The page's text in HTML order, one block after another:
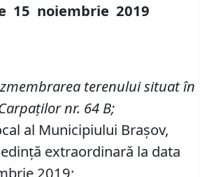
15 noiembrie 2019
terenului situat în
nr. 64 B;
al Municipiului Brașov,
extraordinară la data
2019;